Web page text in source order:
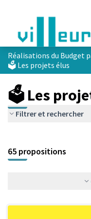
Réalisations du Budget
🗳️ Les projets élus
🗳️ Les
Filtrer et rechercher
+
−
65 propositions